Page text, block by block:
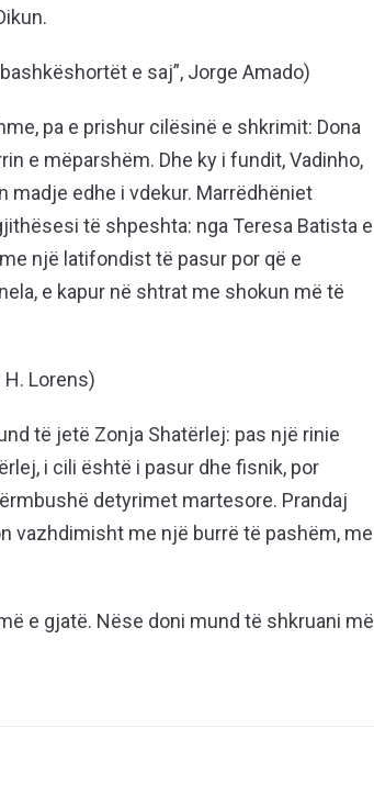
e saj”, Jorge Amado)
pa e prishur cilësinë e shkrimit: Dona
e mëparshëm. Dhe ky i fundit, Vadinho,
edhe i vdekur. Marrëdhëniet
të shpeshta: nga Teresa Batista e
një latifondist të pasur por që e
e kapur në shtrat me shokun më të
H. Lorens)
të jetë Zonja Shatërlej: pas një rinie
i cili është i pasur dhe fisnik, por
detyrimet martesore. Prandaj
vazhdimisht me një burrë të pashëm, me
e gjatë. Nëse doni mund të shkruani më